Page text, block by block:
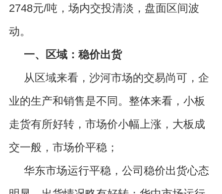
2748元/吨，场内交投清淡，盘面区间波
动。
一、
区域：稳价出货
从区域来看，沙河市场的交易尚可，企
业的生产和销售是不同。整体来看，小板
走货有所好转，市场价小幅上涨，大板成
交一般，市场价平稳；
华东市场运行平稳，公司稳价出货心态